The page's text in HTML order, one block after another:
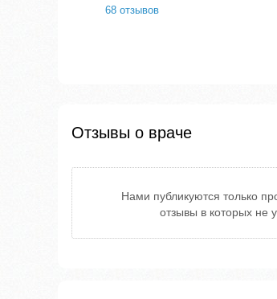
68 отзывов
Отзывы о враче
Нами публикуются только
отзывы в которых не